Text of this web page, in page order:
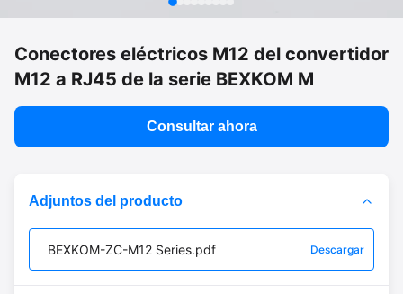
Conectores eléctricos M12 del convertidor
M12 a RJ45 de la serie BEXKOM M
Consultar ahora
Adjuntos del producto
BEXKOM-ZC-M12 Series.pdf Descargar